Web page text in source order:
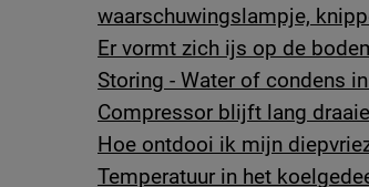
waarschuwingslampje,
Er vormt zich ijs op de
Storing - Water of condens
Compressor blijft lang
Hoe ontdooi ik mijn
Temperatuur in het